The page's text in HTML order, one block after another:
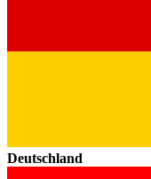
Deutschland